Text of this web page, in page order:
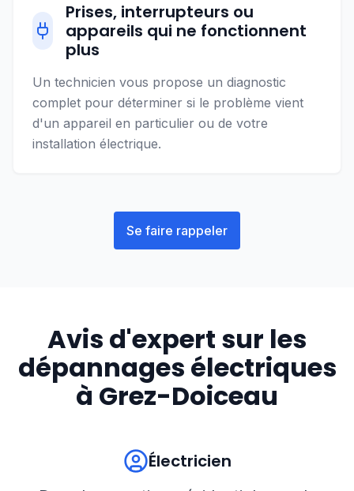
Prises, interrupteurs ou
appareils qui ne fonctionnent
plus
Un technicien vous propose un diagnostic
complet pour déterminer si le problème vient
d'un appareil en particulier ou de votre
installation électrique.
Se faire rappeler
Avis d'expert sur les
dépannages électriques
à Grez-Doiceau
Électricien